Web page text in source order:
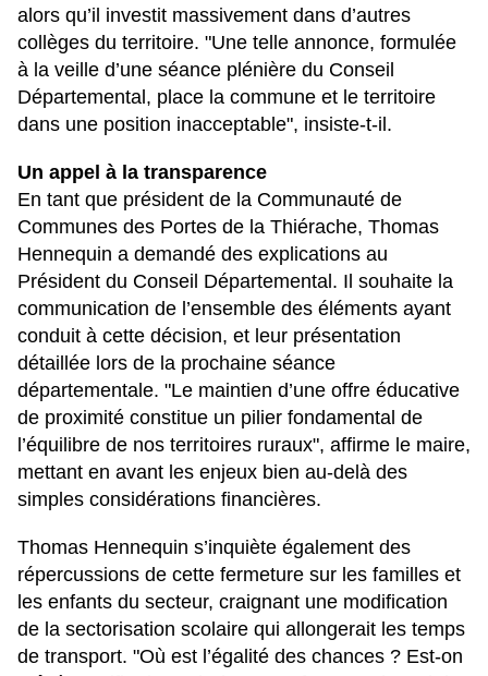
alors qu’il investit massivement dans d’autres
collèges du territoire. "Une telle annonce, formulée
à la veille d’une séance plénière du Conseil
Départemental, place la commune et le territoire
dans une position inacceptable", insiste-t-il.
Un appel à la transparence
En tant que président de la Communauté de
Communes des Portes de la Thiérache, Thomas
Hennequin a demandé des explications au
Président du Conseil Départemental. Il souhaite la
communication de l’ensemble des éléments ayant
conduit à cette décision, et leur présentation
détaillée lors de la prochaine séance
départementale. "Le maintien d’une offre éducative
de proximité constitue un pilier fondamental de
l’équilibre de nos territoires ruraux", affirme le maire,
mettant en avant les enjeux bien au-delà des
simples considérations financières.
Thomas Hennequin s’inquiète également des
répercussions de cette fermeture sur les familles et
les enfants du secteur, craignant une modification
de la sectorisation scolaire qui allongerait les temps
de transport. "Où est l’égalité des chances ? Est-on